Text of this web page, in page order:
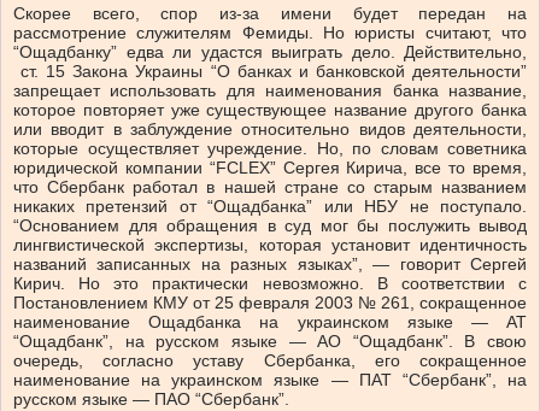
Скорее всего, спор из-за имени будет передан на
рассмотрение служителям Фемиды. Но юристы считают, что
“Ощадбанку” едва ли удастся выиграть дело. Действительно,
ст. 15 Закона Украины “О банках и банковской деятельности”
запрещает использовать для наименования банка название,
которое повторяет уже существующее название другого банка
или вводит в заблуждение относительно видов деятельности,
которые осуществляет учреждение. Но, по словам советника
юридической компании “FCLEX” Сергея Кирича, все то время,
что Сбербанк работал в нашей стране со старым названием
никаких претензий от “Ощадбанка” или НБУ не поступало.
“Основанием для обращения в суд мог бы послужить вывод
лингвистической экспертизы, которая установит идентичность
названий записанных на разных языках”, — говорит Сергей
Кирич. Но это практически невозможно. В соответствии с
Постановлением КМУ от 25 февраля 2003 № 261, сокращенное
наименование Ощадбанка на украинском языке — АТ
“Ощадбанк”, на русском языке — АО “Ощадбанк”. В свою
очередь, согласно уставу Сбербанка, его сокращенное
наименование на украинском языке — ПАТ “Сбербанк”, на
русском языке — ПАО “Сбербанк”.